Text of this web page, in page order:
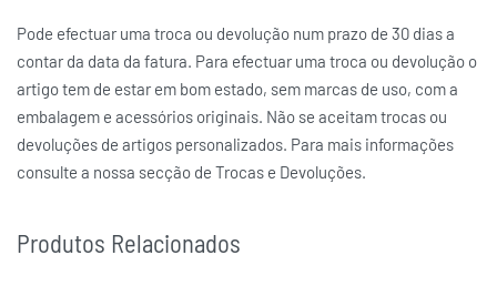
Pode efectuar uma troca ou devolução num prazo de 30 dias a
contar da data da fatura. Para efectuar uma troca ou devolução o
artigo tem de estar em bom estado, sem marcas de uso, com a
embalagem e acessórios originais. Não se aceitam trocas ou
devoluções de artigos personalizados. Para mais informações
consulte a nossa secção de Trocas e Devoluções.
Produtos Relacionados